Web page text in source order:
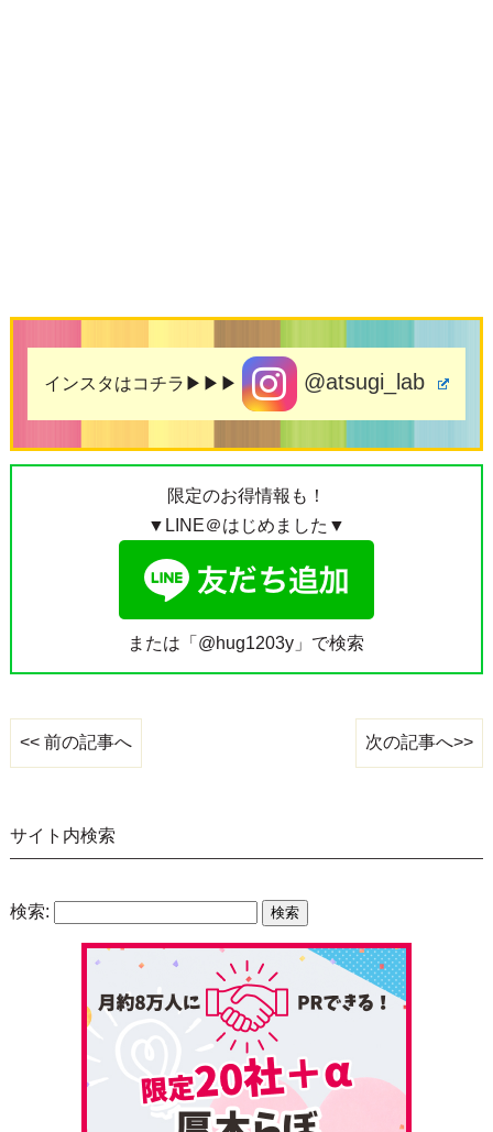
インスタはコチラ▶▶▶ @atsugi_lab
限定のお得情報も！
▼LINE＠はじめました▼
または「@hug1203y」で検索
<< 前の記事へ 次の記事へ>>
サイト内検索
検索: